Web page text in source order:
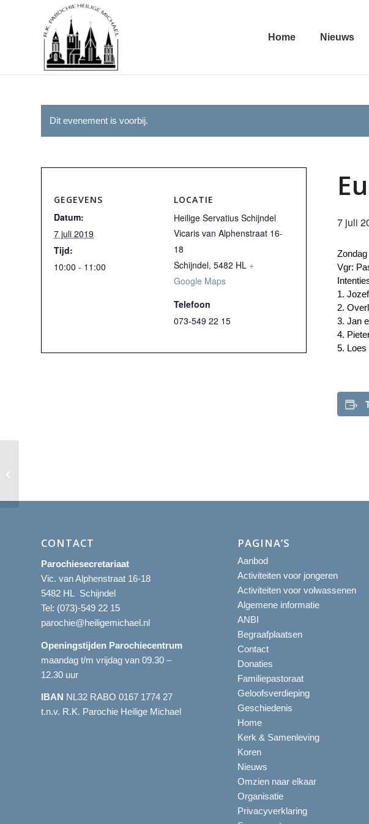
Home Nieuws
Dit evenement is voorbij.
7 juli
Vgr:
1.
2.
3. Jan
4.
5. Loes
GEGEVENS
Datum:
7 juli 2019
Tijd:
10:00 - 11:00
LOCATIE
Heilige Servatius Schijndel
Vicaris van Alphenstraat 16-
18
Schijndel, 5482 HL +
Google Maps
Telefoon
073-549 22 15
CONTACT
Parochiesecretariaat
Vic. van Alphenstraat 16-18
5482 HL Schijndel
Tel: (073)-549 22 15
parochie@heiligemichael.nl
Openingstijden Parochiecentrum
maandag t/m vrijdag van 09.30 –
12.30 uur
IBAN NL32 RABO 0167 1774 27
t.n.v. R.K. Parochie Heilige Michael
PAGINA’S
Aanbod
Activiteiten voor jongeren
Activiteiten voor volwassenen
Algemene informatie
ANBI
Begraafplaatsen
Contact
Donaties
Familiepastoraat
Geloofsverdieping
Geschiedenis
Home
Kerk & Samenleving
Koren
Nieuws
Omzien naar elkaar
Organisatie
Privacyverklaring